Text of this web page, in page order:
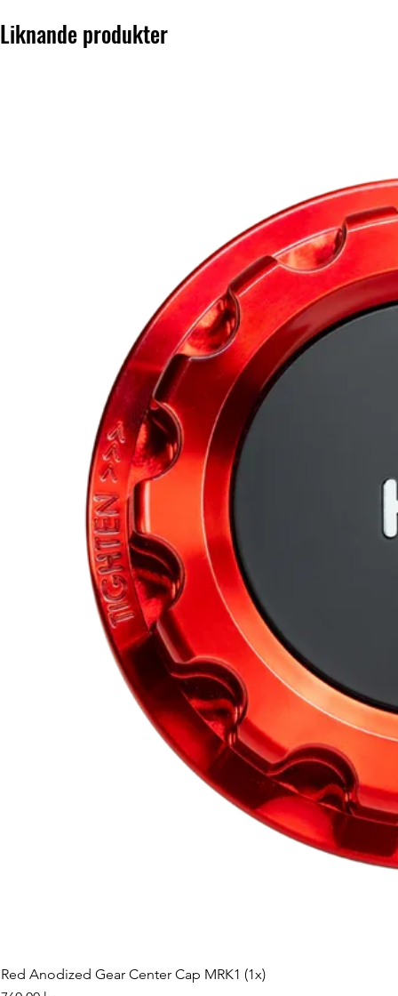
Liknande produkter
Red Anodized Gear Center Cap MRK1 (1x)